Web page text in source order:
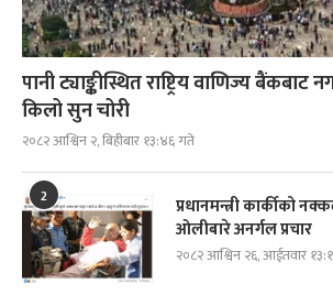
पानी ट्याङ्कीस्थित राष्ट्रिय वाणिज्य
किलो सुन चोरी
२०८२ आश्विन २, बिहीबार १३:४६ गते
2
प्रधानमन्त्री कार्कीको
ओलीबारे अनर्गल प्रचार
२०८२ आश्विन २६, आईतवार